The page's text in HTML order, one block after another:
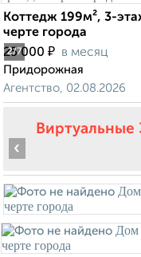
2/7
Коттедж 199м², 3-
черте города
25 000 ₽ в месяц
Придорожная
Агентство, 02.08.2026
‹